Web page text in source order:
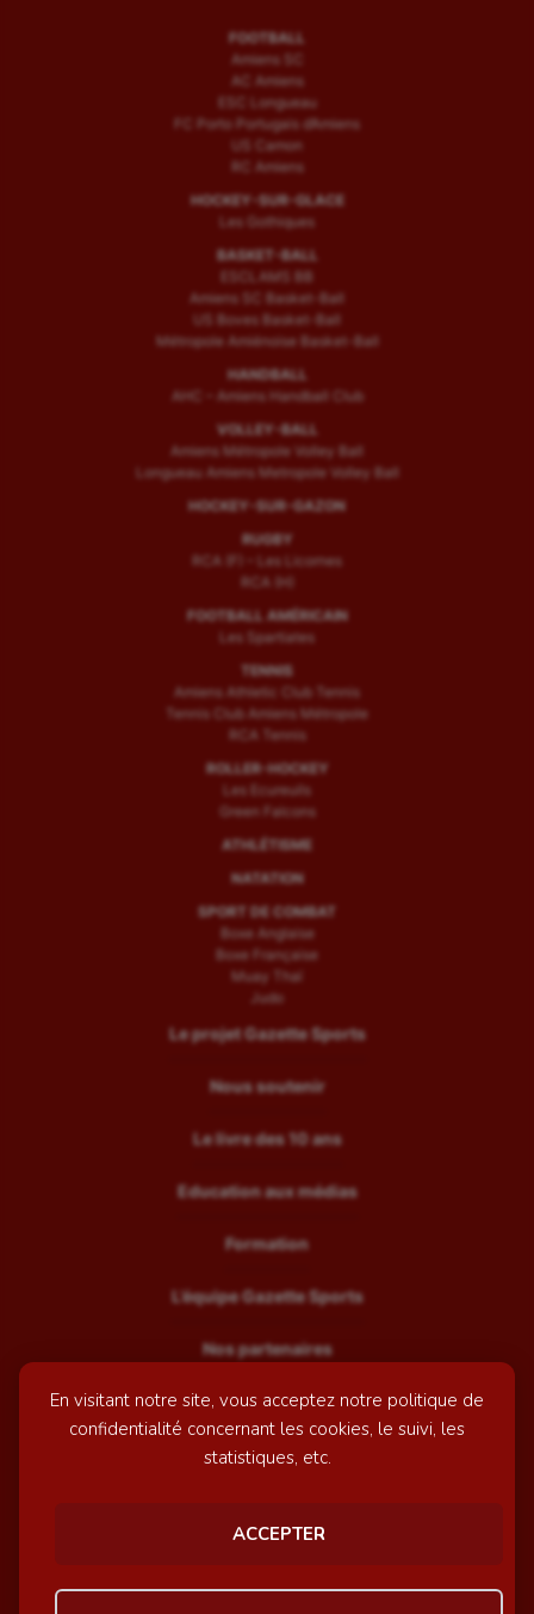
En visitant notre site, vous acceptez notre politique de
confidentialité concernant les cookies, le suivi, les
statistiques, etc.
ACCEPTER
FOOTBALL
Amiens SC
AC Amiens
ESC Longueau
FC Porto Portugais d’Amiens
US Camon
RC Amiens
HOCKEY-SUR-GLACE
Les Gothiques
BASKET-BALL
ESCLAMS BB
Amiens SC Basket-Ball
US Boves Basket-Ball
Métropole Amiénoise Basket-Ball
HANDBALL
AHC – Amiens Handball Club
VOLLEY-BALL
Amiens Métropole Volley Ball
Longueau Amiens Metropole Volley Ball
HOCKEY-SUR-GAZON
RUGBY
RCA (F) – Les Licornes
RCA (H)
FOOTBALL AMÉRICAIN
Les Spartiates
TENNIS
Amiens Athletic Club Tennis
Tennis Club Amiens Métropole
RCA Tennis
ROLLER-HOCKEY
Les Ecureuils
Green Falcons
ATHLÉTISME
NATATION
SPORT DE COMBAT
Boxe Anglaise
Boxe Française
Muay Thaï
Judo
Le projet Gazette Sports
Nous soutenir
Le livre des 10 ans
Education aux médias
Formation
L’équipe Gazette Sports
Nos partenaires
Recrutement
Mentions légales